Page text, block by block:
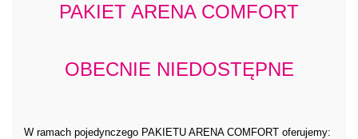
PAKIET ARENA COMFORT
OBECNIE NIEDOSTĘPNE
W ramach pojedynczego PAKIETU ARENA COMFORT oferujemy: